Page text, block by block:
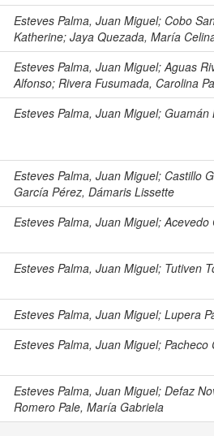
Esteves Palma, Juan Miguel; Cobo
Katherine; Jaya Quezada, María
Esteves Palma, Juan Miguel;Aguas
Alfonso; Rivera Fusumada, Carolina
Esteves Palma, Juan Miguel; Guamán
Esteves Palma, Juan Miguel; Castillo
García Pérez, Dámaris Lissette
Esteves Palma, Juan Miguel;Acevedo
Esteves Palma, Juan Miguel; Tutiven
Esteves Palma, Juan Miguel; Lupera
Esteves Palma, Juan Miguel; Pacheco
Esteves Palma, Juan Miguel; Defaz
Romero Pale, María Gabriela